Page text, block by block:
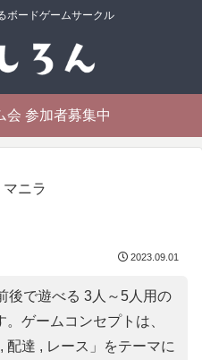
ボードゲームサークル
会 参加者募集中
マニラ
2023.09.01
後で遊べる 3人～5人用の
ゲームコンセプトは、
配達 , レース 」をテーマに